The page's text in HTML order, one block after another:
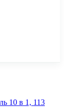
10 в 1, 113